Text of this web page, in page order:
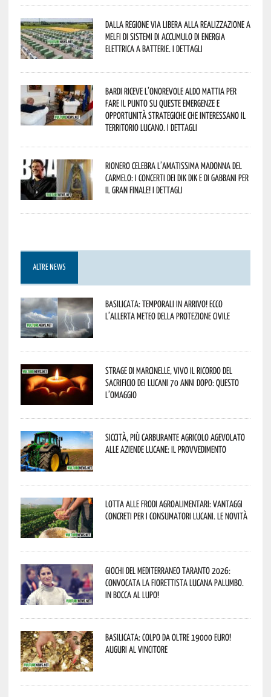
Dalla Regione via libera alla realizzazione a
Melfi di sistemi di accumulo di energia
elettrica a batterie. I dettagli
Bardi riceve l’onorevole Aldo Mattia per
fare il punto su queste emergenze e
opportunità strategiche che interessano il
territorio lucano. I dettagli
Rionero celebra l’amatissima Madonna del
Carmelo: i concerti dei DIK DIK e di Gabbani per
il gran finale! I dettagli
ALTRE NEWS
Basilicata: temporali in arrivo! Ecco
l’allerta meteo della Protezione civile
Strage di Marcinelle, vivo il ricordo del
sacrificio dei lucani 70 anni dopo: questo
l’omaggio
Siccità, più carburante agricolo agevolato
alle aziende lucane: il provvedimento
Lotta alle frodi agroalimentari: vantaggi
concreti per i consumatori lucani. Le novità
Giochi del Mediterraneo Taranto 2026:
convocata la fiorettista lucana Palumbo.
In bocca al lupo!
Basilicata: colpo da oltre 19000 Euro!
Auguri al vincitore